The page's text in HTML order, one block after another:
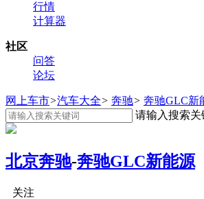
行情
计算器
社区
问答
论坛
网上车市>汽车大全> 奔驰> 奔驰GLC新
请输入搜索关
北京奔驰-奔驰GLC新能源
关注